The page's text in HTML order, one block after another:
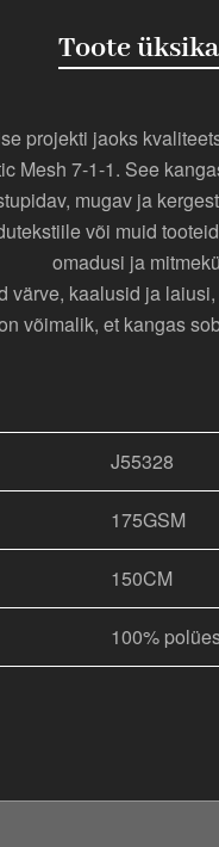
Toote
projekti jaoks
Mesh 7-1-1. See
mugav ja
või muid
omadusi ja
värve, kaalusid ja
võimalik, et kangas
J55328
175GSM
150CM
100%